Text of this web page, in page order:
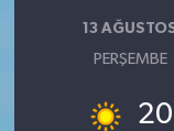
13
PERŞEMBE
20